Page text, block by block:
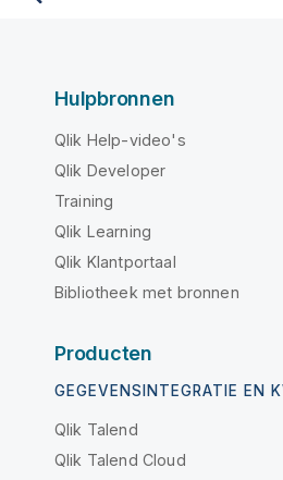
Hulpbronnen
Qlik Help-video's
Qlik Developer
Training
Qlik Learning
Qlik Klantportaal
Bibliotheek met bronnen
Producten
GEGEVENSINTEGRATIE EN
Qlik Talend
Qlik Talend Cloud